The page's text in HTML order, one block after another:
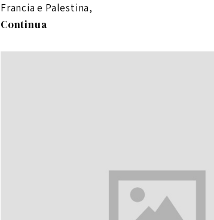
Francia e Palestina,
Continua